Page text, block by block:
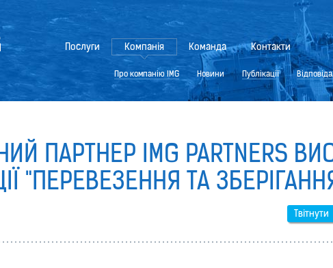
Послуги Компанія
Про компанію IMG Новини Публікації
Команда Контакти
ПАРТНЕР IMG PARTNERS
"ПЕРЕВЕЗЕННЯ ТА
Твітнути